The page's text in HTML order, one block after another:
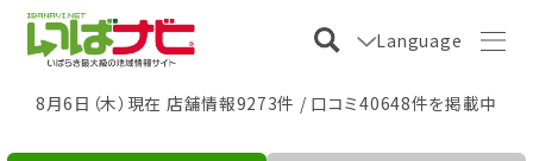
Language
8月6日（木）現在 店舗情報9273件 / 口コミ40648件を掲載中